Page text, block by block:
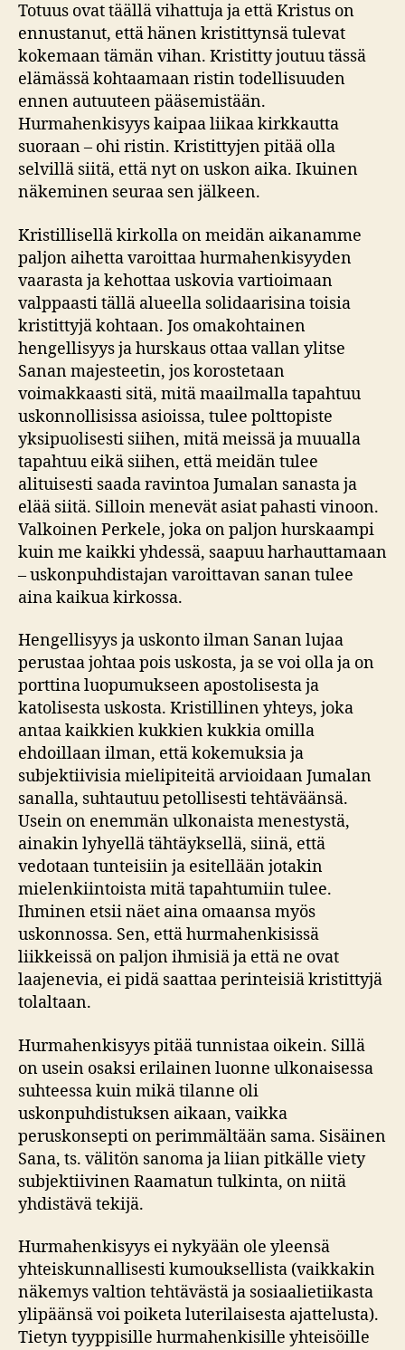
Totuus ovat täällä vihattuja ja että Kristus on
ennustanut, että hänen kristittynsä tulevat
kokemaan tämän vihan. Kristitty joutuu tässä
elämässä kohtaamaan ristin todellisuuden
ennen autuuteen pääsemistään.
Hurmahenkisyys kaipaa liikaa kirkkautta
suoraan – ohi ristin. Kristittyjen pitää olla
selvillä siitä, että nyt on uskon aika. Ikuinen
näkeminen seuraa sen jälkeen.
Kristillisellä kirkolla on meidän aikanamme
paljon aihetta varoittaa hurmahenkisyyden
vaarasta ja kehottaa uskovia vartioimaan
valppaasti tällä alueella solidaarisina toisia
kristittyjä kohtaan. Jos omakohtainen
hengellisyys ja hurskaus ottaa vallan ylitse
Sanan majesteetin, jos korostetaan
voimakkaasti sitä, mitä maailmalla tapahtuu
uskonnollisissa asioissa, tulee polttopiste
yksipuolisesti siihen, mitä meissä ja muualla
tapahtuu eikä siihen, että meidän tulee
alituisesti saada ravintoa Jumalan sanasta ja
elää siitä. Silloin menevät asiat pahasti vinoon.
Valkoinen Perkele, joka on paljon hurskaampi
kuin me kaikki yhdessä, saapuu harhauttamaan
– uskonpuhdistajan varoittavan sanan tulee
aina kaikua kirkossa.
Hengellisyys ja uskonto ilman Sanan lujaa
perustaa johtaa pois uskosta, ja se voi olla ja on
porttina luopumukseen apostolisesta ja
katolisesta uskosta. Kristillinen yhteys, joka
antaa kaikkien kukkien kukkia omilla
ehdoillaan ilman, että kokemuksia ja
subjektiivisia mielipiteitä arvioidaan Jumalan
sanalla, suhtautuu petollisesti tehtäväänsä.
Usein on enemmän ulkonaista menestystä,
ainakin lyhyellä tähtäyksellä, siinä, että
vedotaan tunteisiin ja esitellään jotakin
mielenkiintoista mitä tapahtumiin tulee.
Ihminen etsii näet aina omaansa myös
uskonnossa. Sen, että hurmahenkisissä
liikkeissä on paljon ihmisiä ja että ne ovat
laajenevia, ei pidä saattaa perinteisiä kristittyjä
tolaltaan.
Hurmahenkisyys pitää tunnistaa oikein. Sillä
on usein osaksi erilainen luonne ulkonaisessa
suhteessa kuin mikä tilanne oli
uskonpuhdistuksen aikaan, vaikka
peruskonsepti on perimmältään sama. Sisäinen
Sana, ts. välitön sanoma ja liian pitkälle viety
subjektiivinen Raamatun tulkinta, on niitä
yhdistävä tekijä.
Hurmahenkisyys ei nykyään ole yleensä
yhteiskunnallisesti kumouksellista (vaikkakin
näkemys valtion tehtävästä ja sosiaalietiikasta
ylipäänsä voi poiketa luterilaisesta ajattelusta).
Tietyn tyyppisille hurmahenkisille yhteisöille